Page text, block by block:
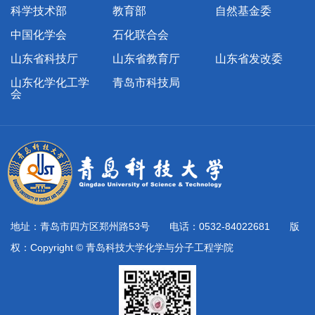
科学技术部 教育部
自然基金委
中国化学会
石化联合会
山东省科技厅
山东省教育厅
山东省发改委
山东化学化工学
会
青岛市科技局
地址：青岛市四方区郑州路53号 电话：0532-84022681 版
权：Copyright © 青岛科技大学化学与分子工程学院